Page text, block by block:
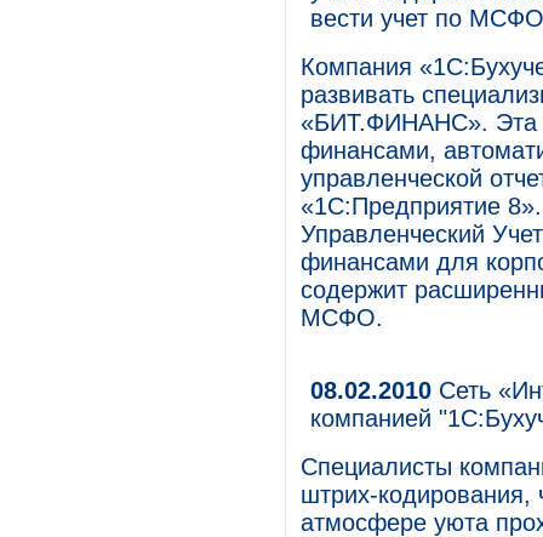
вести учет по МСФО
Компания
развивать
«БИТ.ФИНАНС». Эта
финансами,
управленческой
«1С:Предприятие
Управленческий
финансами для
содержит
МСФО.
08.02.2010 Сеть
компанией
Специалисты
штрих-кодирования,
атмосфере уюта